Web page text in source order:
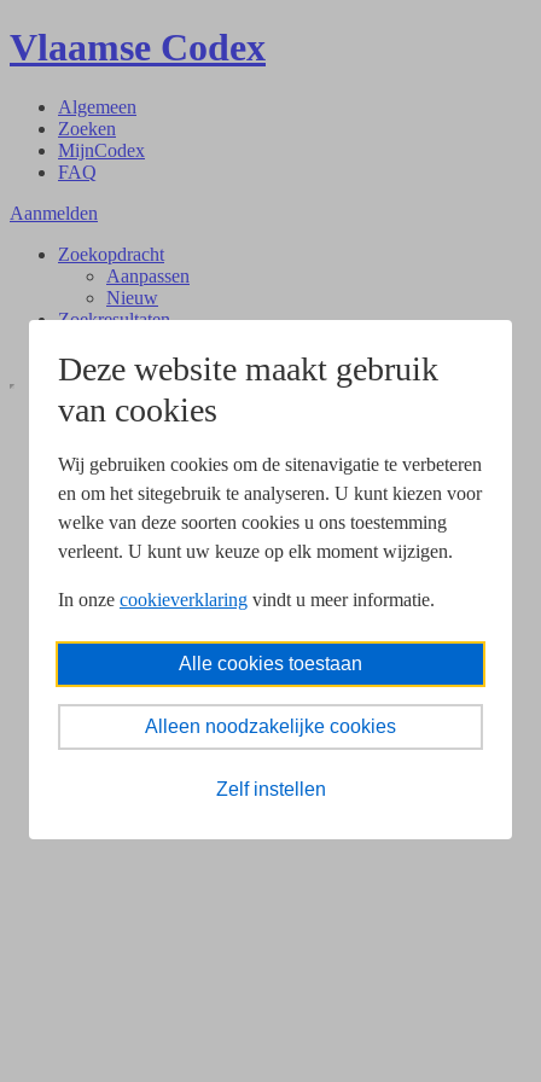
Deze website maakt gebruik
van cookies
Wij gebruiken cookies om de sitenavigatie te verbeteren
en om het sitegebruik te analyseren. U kunt kiezen voor
welke van deze soorten cookies u ons toestemming
verleent. U kunt uw keuze op elk moment wijzigen.
In onze cookieverklaring vindt u meer informatie.
Alle cookies toestaan
Alleen noodzakelijke cookies
Zelf instellen
Vlaamse Codex
Algemeen
Zoeken
MijnCodex
FAQ
Aanmelden
Zoekopdracht
Aanpassen
Nieuw
Zoekresultaten